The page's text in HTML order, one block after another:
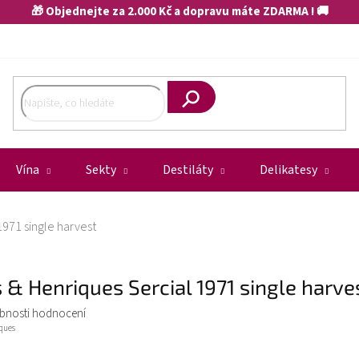
🎁 Objednejte za 2.000 Kč a dopravu máte ZDARMA ! 🚚
Hledat
Vína Sekty Destiláty Delikatesy
single harvest
& Henriques Sercial 1971 single
hodnocení